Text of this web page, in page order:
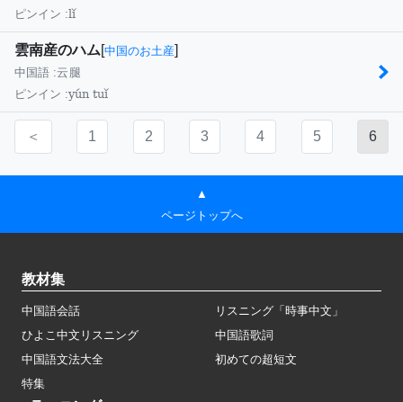
ピンイン :lǐ
雲南産のハム[中国のお土産]
中国語 :云腿
ピンイン :yún tuǐ
＜ 1 2 3 4 5 6
▲
ページトップへ
教材集
中国語会話
リスニング「時事中文」
ひよこ中文リスニング
中国語歌詞
中国語文法大全
初めての超短文
特集